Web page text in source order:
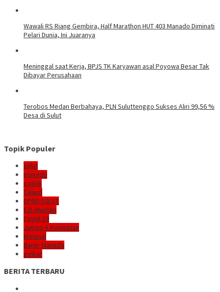
Wawali RS Riang Gembira, Half Marathon HUT 403 Manado Diminati
Pelari Dunia, Ini Juaranya
Meninggal saat Kerja, BPJS TK Karyawan asal Poyowa Besar Tak
Dibayar Perusahaan
Terobos Medan Berbahaya, PLN Suluttenggo Sukses Aliri 99,56 %
Desa di Sulut
Topik Populer
sulut
manado
politik
Talaud
DPRD SULUT
E2L-Mantap
Covid-19
James A Kojongian
kriminal
Banjir Manado
golkar
BERITA TERBARU